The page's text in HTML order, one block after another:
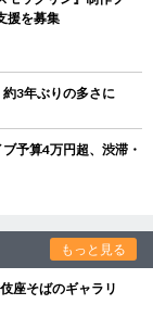
援を募集
3年ぶりの多さに
予算4万円超、渋滞・
もっと見る
座そばのギャラリ